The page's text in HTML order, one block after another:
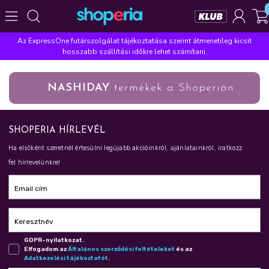
Népszerű kategóriák
Szépségápolás Élelmiszer Mosás Mosogatás
Takarítás Baba-mama Háztartás
Pampers Lenor
Népszerű keresések
Az ExpressOne futárszolgálat tájékoztatása szerint átmenetileg kicsit
hosszabb szállítási időkre lehet számítani.
NASHIDAY termékek a Shoperián
SHOPERIA HÍRLEVÉL
Ha elsőként szeretnél értesülni legújabb akcióinkról, ajánlatainkról, iratkozz
fel hírlevelünkre!
Email cím
Keresztnév
GDPR-nyilatkozat.
Elfogadom azÁl­ta­lá­nos szer­ző­dé­si fel­té­te­le­ket és az
Adat­ke­ze­lé­si tá­jé­koz­ta­tót.